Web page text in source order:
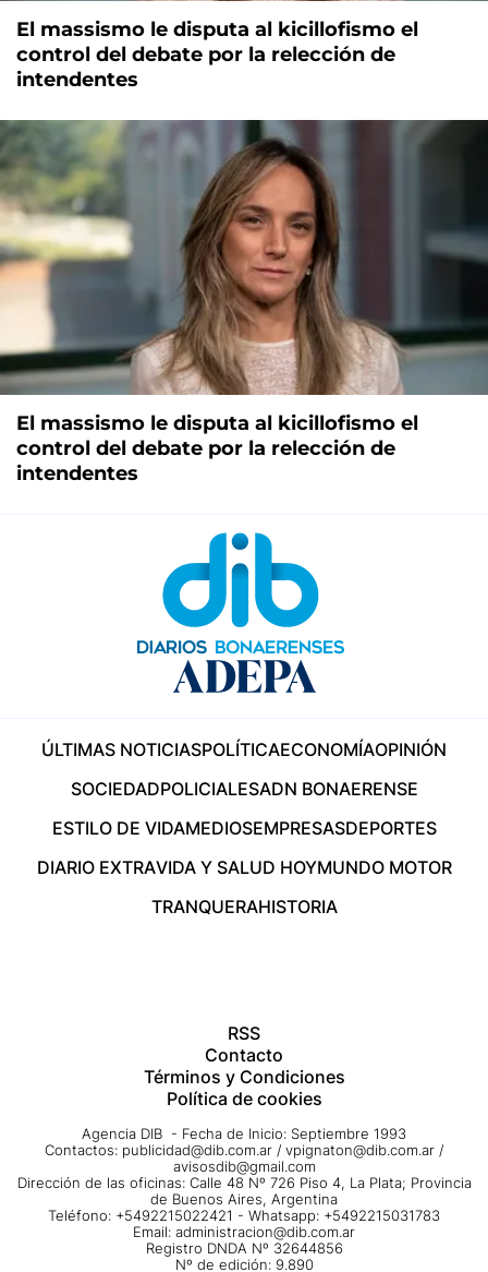
El massismo le disputa al kicillofismo el
control del debate por la relección de
intendentes
El massismo le disputa al kicillofismo el
control del debate por la relección de
intendentes
ÚLTIMAS NOTICIASPOLÍTICAECONOMÍAOPINIÓN
SOCIEDADPOLICIALESADN BONAERENSE
ESTILO DE VIDAMEDIOSEMPRESASDEPORTES
DIARIO EXTRAVIDA Y SALUD HOYMUNDO MOTOR
TRANQUERAHISTORIA
RSS
Contacto
Términos y Condiciones
Política de cookies
Agencia DIB - Fecha de Inicio: Septiembre 1993
Contactos: publicidad@dib.com.ar / vpignaton@dib.com.ar /
avisosdib@gmail.com
Dirección de las oficinas: Calle 48 Nº 726 Piso 4, La Plata; Provincia
de Buenos Aires, Argentina
Teléfono: +5492215022421 - Whatsapp: +5492215031783
Email: administracion@dib.com.ar
Registro DNDA Nº 32644856
Nº de edición: 9.890